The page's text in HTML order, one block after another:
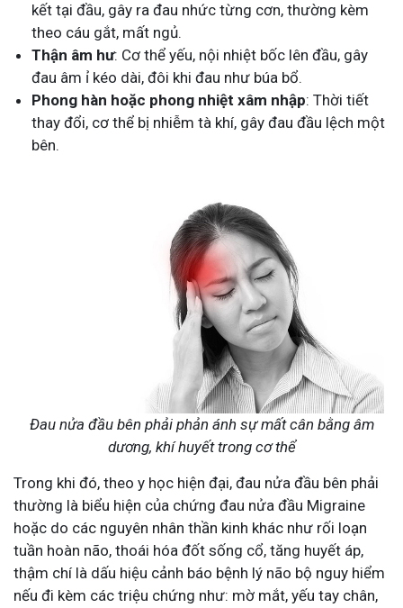
kết tại đầu, gây ra đau nhức từng cơn, thường kèm
theo cáu gắt, mất ngủ.
Thận âm hư: Cơ thể yếu, nội nhiệt bốc lên đầu, gây
đau âm ỉ kéo dài, đôi khi đau như búa bổ.
Phong hàn hoặc phong nhiệt xâm nhập: Thời tiết
thay đổi, cơ thể bị nhiễm tà khí, gây đau đầu lệch một
bên.
Đau nửa đầu bên phải phản ánh sự mất cân bằng âm
dương, khí huyết trong cơ thể
Trong khi đó, theo y học hiện đại, đau nửa đầu bên phải
thường là biểu hiện của chứng đau nửa đầu Migraine
hoặc do các nguyên nhân thần kinh khác như rối loạn
tuần hoàn não, thoái hóa đốt sống cổ, tăng huyết áp,
thậm chí là dấu hiệu cảnh báo bệnh lý não bộ nguy hiểm
nếu đi kèm các triệu chứng như: mờ mắt, yếu tay chân,